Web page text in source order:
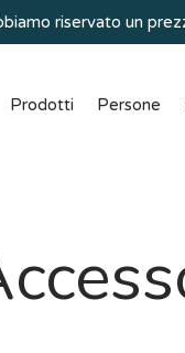
riservato un
Prodotti Persone